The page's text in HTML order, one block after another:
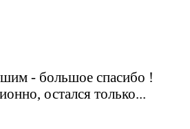
- большое спасибо !
остался только...